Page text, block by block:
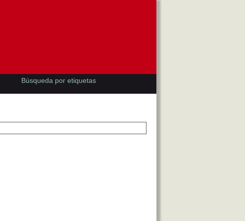
Búsqueda por etiquetas